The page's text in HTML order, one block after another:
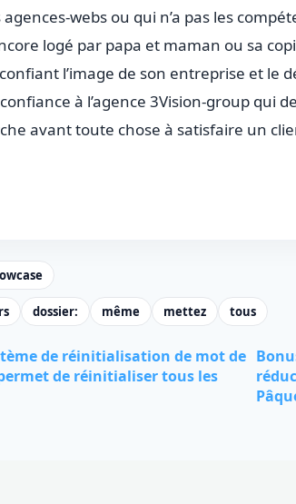
webs ou qui n’a pas les
logé par papa et maman ou sa
l’image de son entreprise et le
à l’agence 3Vision-group qui
avant toute chose à satisfaire un
dossier: même mettez tous
de réinitialisation de mot de
de réinitialiser tous les